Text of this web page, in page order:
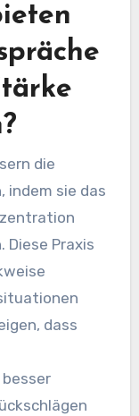
die
indem sie das
Diese Praxis
dass